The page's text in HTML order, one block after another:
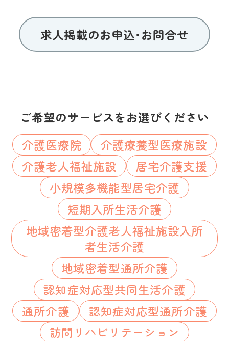
求人掲載のお申込･お問合せ
ご希望のサービスをお選びください
介護医療院
介護療養型医療施設
介護老人福祉施設
居宅介護支援
小規模多機能型居宅介護
短期入所生活介護
地域密着型介護老人福祉施設入所
者生活介護
地域密着型通所介護
認知症対応型共同生活介護
通所介護
認知症対応型通所介護
訪問リハビリテーション